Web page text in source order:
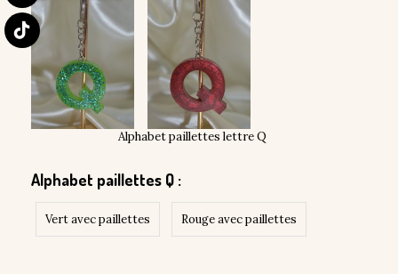
Alphabet paillettes lettre Q
Alphabet paillettes Q :
Vert avec paillettes Rouge avec paillettes